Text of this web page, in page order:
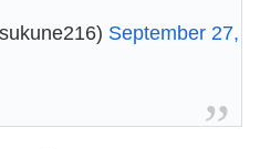
September 27,